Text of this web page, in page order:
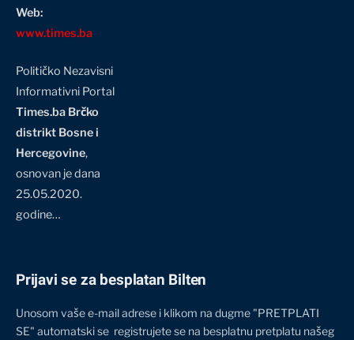
Web:
www.times.ba
Političko Nezavisni
Informativni Portal
Times.ba Brčko
distrikt Bosne i
Hercegovine,
osnovan je dana
25.05.2020.
godine…
Prijavi se za besplatan Bilten
Unosom vaše e-mail adrese i klikom na dugme "PRETPLATI
SE" automatski se registrujete se na besplatnu pretplatu našeg